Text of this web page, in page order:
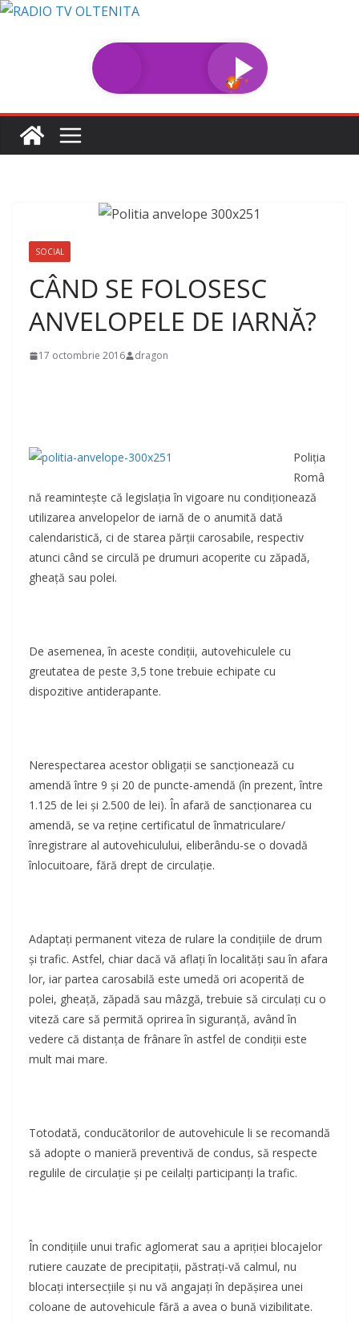
Sari
SOCIAL
CÂND SE FOLOSESC
ANVELOPELE DE IARNĂ?
17 octombrie 2016 dragon
Poliţia
Româ
nă reaminteşte că legislația în vigoare nu condiţionează
utilizarea anvelopelor de iarnă de o anumită dată
calendaristică, ci de starea părţii carosabile, respectiv
atunci când se circulă pe drumuri acoperite cu zăpadă,
gheaţă sau polei.
De asemenea, în aceste condiții, autovehiculele cu
greutatea de peste 3,5 tone trebuie echipate cu
dispozitive antiderapante.
Nerespectarea acestor obligații se sancționează cu
amendă între 9 și 20 de puncte-amendă (în prezent, între
1.125 de lei și 2.500 de lei). În afară de sancționarea cu
amendă, se va reține certificatul de înmatriculare/
înregistrare al autovehiculului, eliberându-se o dovadă
înlocuitoare, fără drept de circulație.
Adaptaţi permanent viteza de rulare la condiţiile de drum
şi trafic. Astfel, chiar dacă vă aflaţi în localităţi sau în afara
lor, iar partea carosabilă este umedă ori acoperită de
polei, gheaţă, zăpadă sau mâzgă, trebuie să circulaţi cu o
viteză care să permită oprirea în siguranţă, având în
vedere că distanţa de frânare în astfel de condiţii este
mult mai mare.
Totodată, conducătorilor de autovehicule li se recomandă
să adopte o manieră preventivă de condus, să respecte
regulile de circulaţie și pe ceilalți participanți la trafic.
În condiţiile unui trafic aglomerat sau a apriţiei blocajelor
rutiere cauzate de precipitaţii, păstraţi-vă calmul, nu
blocaţi intersecţiile şi nu vă angajaţi în depăşirea unei
coloane de autovehicule fără a avea o bună vizibilitate.